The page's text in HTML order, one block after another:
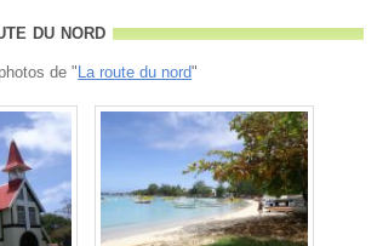
du nord
de " La route du nord"